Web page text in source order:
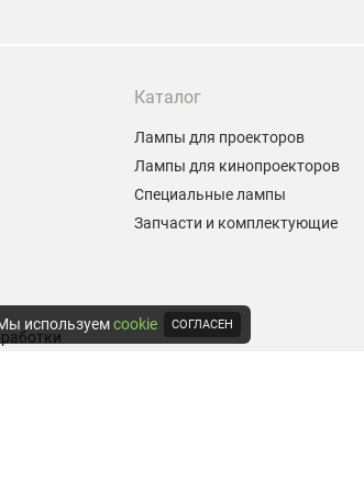
Каталог
Лампы для проекторов
Лампы для кинопроекторов
Специальные лампы
Запчасти и комплектующие
используемcookie СОГЛАСЕН